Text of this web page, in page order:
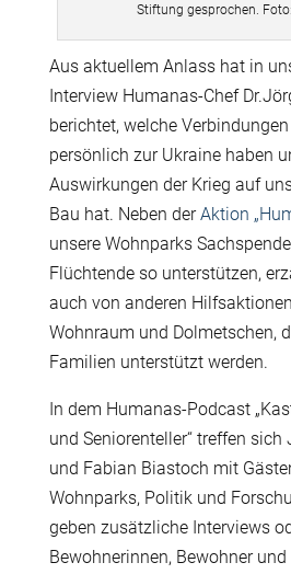
Stiftung gesprochen.
Aus aktuellem Anlass hat in
Interview Humanas-Chef
berichtet, welche
persönlich zur Ukraine haben
Auswirkungen der Krieg auf
Bau hat. Neben derAktion
unsere Wohnparks
Flüchtende so unterstützen,
auch von anderen
Wohnraum und Dolmetschen,
Familien unterstützt werden.
In dem Humanas-Podcast
und Seniorenteller“ treffen sich
und Fabian Biastoch mit
Wohnparks, Politik und
geben zusätzliche Interviews
Bewohnerinnen, Bewohner